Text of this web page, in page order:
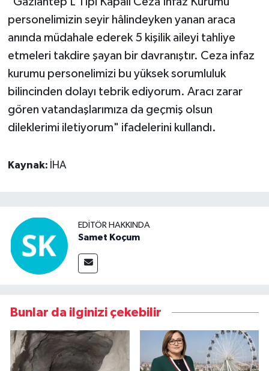
personelimizin seyir hâlindeyken yanan araca
anında müdahale ederek 5 kişilik aileyi tahliye
etmeleri takdire şayan bir davranıştır. Ceza infaz
kurumu personelimizi bu yüksek sorumluluk
bilincinden dolayı tebrik ediyorum. Aracı zarar
gören vatandaşlarımıza da geçmiş olsun
dileklerimi iletiyorum" ifadelerini kullandı.
Kaynak: İHA
EDITÖR HAKKINDA
Samet Koçum
Bunlar da ilginizi çekebilir